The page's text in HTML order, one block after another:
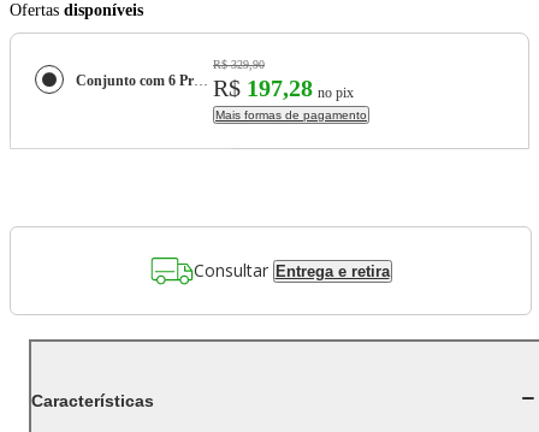
Ofertas disponíveis
Conjunto com 6 Pratos de Sobremesa Bio Dust Ø21,5cm
R$ 329,90
R$ 197,28 no pix
Mais formas de pagamento
Consultar Entrega e retira
Características